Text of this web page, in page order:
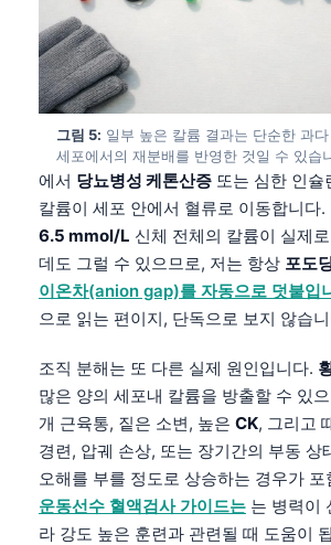
그림 5: 일부 높은 칼륨 결과는 단순한 과
세포에서의 재분배를 반영한 것일 수 있습
에서 당뇨병성 케톤산증 또는 심한 인슐
칼륨이 세포 안에서 혈류로 이동합니다.
6.5 mmol/L 신체 전체의 칼륨이 실제
데도 그럴 수 있으므로, 저는 항상 포도
이온차(anion gap)를 자동으로 덧붙입
으로 읽는 편이지, 단독으로 보지 않습
조직 분해는 또 다른 실제 원인입니다.
많은 양의 세포내 칼륨을 방출할 수 있
개 근육통, 짙은 소변, 높은 CK, 그리고
경련, 압궤 손상, 또는 장기간의 부동 상
오해를 부를 정도로 상승하는 경우가 포
운동선수 혈액검사 가이드는 는 병력이
라 강도 높은 훈련과 관련될 때 도움이